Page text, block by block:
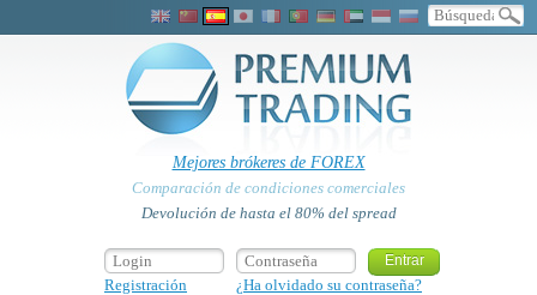
Mejores brókeres de FOREX
Comparación de condiciones comerciales
Devolución de hasta el 80% del spread
Registración ¿Ha olvidado su contraseña?